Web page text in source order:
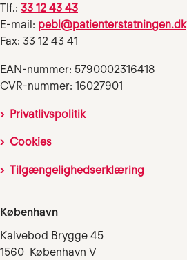
Tlf.: 33 12 43 43
E-mail: pebl@patienterstatningen.dk
Fax: 33 12 43 41
EAN-nummer: 5790002316418
CVR-nummer: 16027901
Privatlivspolitik
Cookies
Tilgængelighedserklæring
København
Kalvebod Brygge 45
1560 København V